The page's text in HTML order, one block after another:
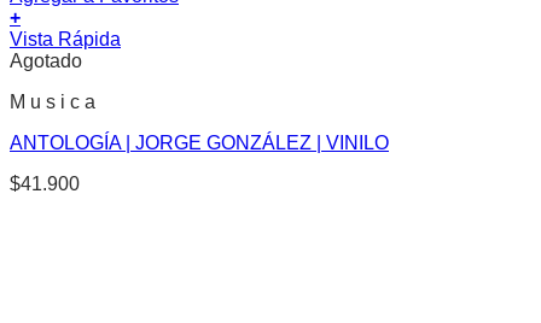
+
Vista Rápida
Agotado
M u s i c a
ANTOLOGÍA | JORGE GONZÁLEZ | VINILO
$41.900